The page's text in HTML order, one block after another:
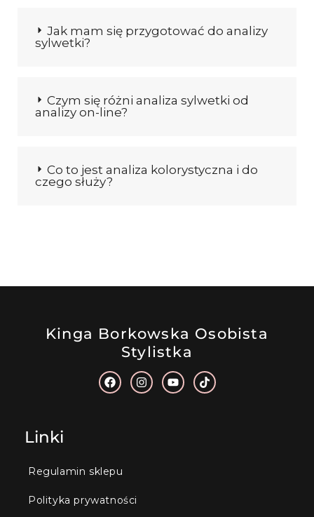
Jak mam się przygotować do analizy
sylwetki?
Czym się różni analiza sylwetki od
analizy on-line?
Co to jest analiza kolorystyczna i do
czego służy?
Kinga Borkowska Osobista
Stylistka
Linki
Regulamin sklepu
Polityka prywatności